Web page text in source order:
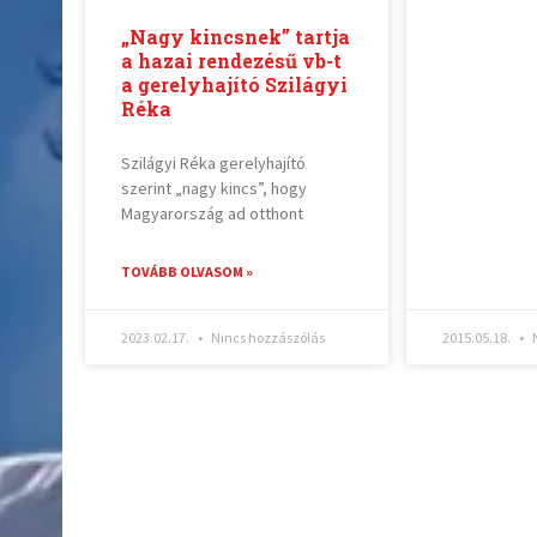
„Nagy kincsnek” tartja
a hazai rendezésű vb-t
a gerelyhajító Szilágyi
Réka
Szilágyi Réka gerelyhajító
szerint „nagy kincs”, hogy
Magyarország ad otthont
TOVÁBB OLVASOM »
2023.02.17. Nincs hozzászólás 2015.05.18.